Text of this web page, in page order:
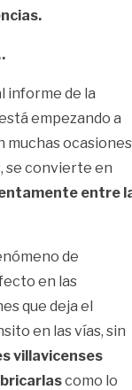
informe de la
empezando a
muchas ocasiones
se convierte en
entre
de
en las
que deja el
en las vías, sin
villavicenses
como lo